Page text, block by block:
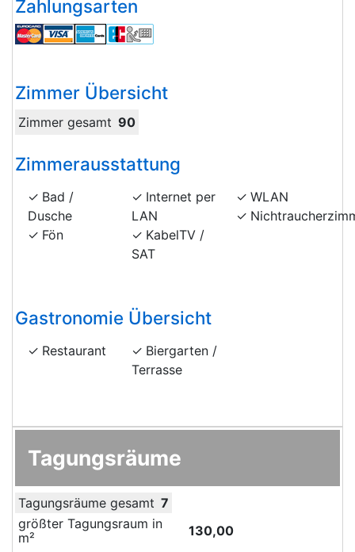
Zahlungsarten
Zimmer Übersicht
Zimmer gesamt 90
Zimmerausstattung
Bad /
Dusche
Fön
Internet per
LAN
KabelTV /
SAT
WLAN
Gastronomie Übersicht
Restaurant
Biergarten /
Terrasse
Tagungsräume
Tagungsräume gesamt 7
größter Tagungsraum in
m²
130,00